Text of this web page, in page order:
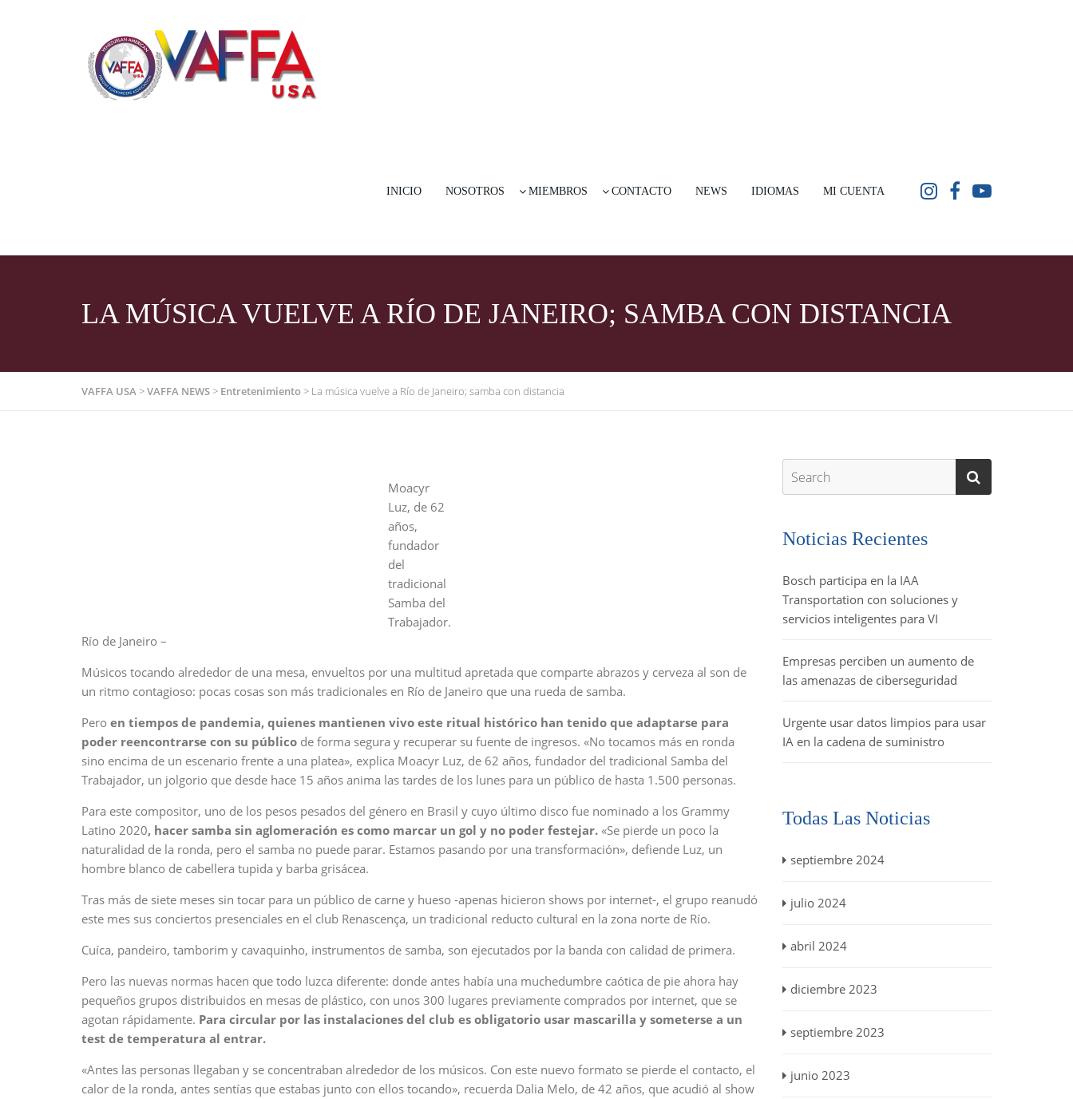
INICIO NOSOTROS MIEMBROS CONTACTO NEWS IDIOMAS MI CUENTA
LA MÚSICA VUELVE A RÍO DE JANEIRO; SAMBA CON DISTANCIA
VAFFA USA>VAFFA NEWS> Entretenimiento> La música vuelve a Río de Janeiro; samba con distancia
Moacyr
Luz, de 62
años,
fundador
del
tradicional
Samba del
Trabajador.
Río de Janeiro –
Músicos tocando alrededor de una mesa, envueltos por una multitud apretada que comparte abrazos y cerveza al son de
un ritmo contagioso: pocas cosas son más tradicionales en Río de Janeiro que una rueda de samba.
Pero en tiempos de pandemia, quienes mantienen vivo este ritual histórico han tenido que adaptarse para
poder reencontrarse con su público de forma segura y recuperar su fuente de ingresos. «No tocamos más en ronda
sino encima de un escenario frente a una platea», explica Moacyr Luz, de 62 años, fundador del tradicional Samba del
Trabajador, un jolgorio que desde hace 15 años anima las tardes de los lunes para un público de hasta 1.500 personas.
Para este compositor, uno de los pesos pesados del género en Brasil y cuyo último disco fue nominado a los Grammy
Latino 2020, hacer samba sin aglomeración es como marcar un gol y no poder festejar. «Se pierde un poco la
naturalidad de la ronda, pero el samba no puede parar. Estamos pasando por una transformación», defiende Luz, un
hombre blanco de cabellera tupida y barba grisácea.
Tras más de siete meses sin tocar para un público de carne y hueso -apenas hicieron shows por internet-, el grupo reanudó
este mes sus conciertos presenciales en el club Renascença, un tradicional reducto cultural en la zona norte de Río.
Cuíca, pandeiro, tamborim y cavaquinho, instrumentos de samba, son ejecutados por la banda con calidad de primera.
Pero las nuevas normas hacen que todo luzca diferente: donde antes había una muchedumbre caótica de pie ahora hay
pequeños grupos distribuidos en mesas de plástico, con unos 300 lugares previamente comprados por internet, que se
agotan rápidamente. Para circular por las instalaciones del club es obligatorio usar mascarilla y someterse a un
test de temperatura al entrar.
«Antes las personas llegaban y se concentraban alrededor de los músicos. Con este nuevo formato se pierde el contacto, el
calor de la ronda, antes sentías que estabas junto con ellos tocando», recuerda Dalia Melo, de 42 años, que acudió al show
Noticias Recientes
Bosch participa en la IAA
Transportation con soluciones y
servicios inteligentes para VI
Empresas perciben un aumento de
las amenazas de ciberseguridad
Urgente usar datos limpios para usar
IA en la cadena de suministro
Todas Las Noticias
septiembre 2024
julio 2024
abril 2024
diciembre 2023
septiembre 2023
junio 2023